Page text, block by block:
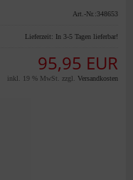
Art.-Nr.:348653
Lieferzeit: In 3-5 Tagen lieferbar!
95,95 EUR
inkl. 19 % MwSt. zzgl. Versandkosten